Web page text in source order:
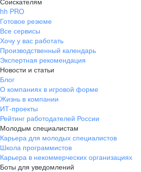
hh PRO
Готовое резюме
Все сервисы
Хочу у вас работать
Производственный календарь
Экспертная рекомендация
Новости и статьи
Блог
О компаниях в игровой форме
Жизнь в компании
ИТ-проекты
Рейтинг работодателей России
Молодым специалистам
Карьера для молодых специалистов
Школа программистов
Карьера в некоммерческих организациях
Боты для уведомлений